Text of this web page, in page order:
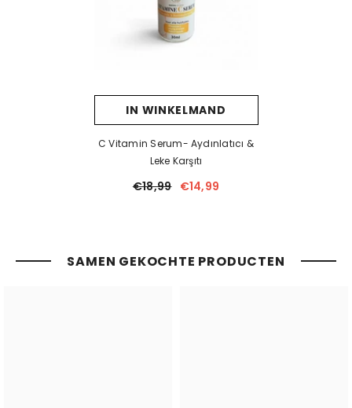
IN WINKELMAND
C Vitamin Serum- Aydınlatıcı &
Leke Karşıtı
€18,99 €14,99
SAMEN GEKOCHTE PRODUCTEN